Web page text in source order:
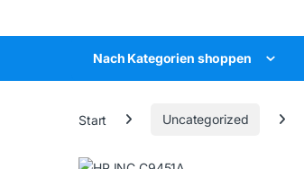
Nach Kategorien shoppen
Start Uncategorized